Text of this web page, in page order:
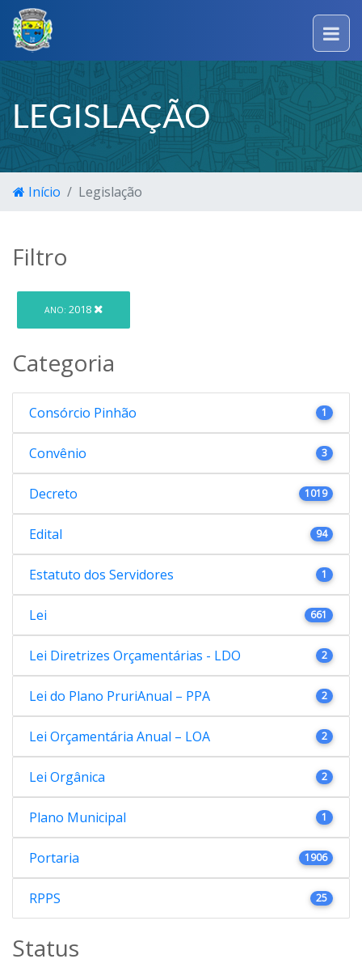
LEGISLAÇÃO
Início Legislação
Filtro
ANO: 2018
Categoria
Consórcio Pinhão 1
Convênio 3
Decreto 1019
Edital 94
Estatuto dos Servidores 1
Lei 661
Lei Diretrizes Orçamentárias - LDO 2
Lei do Plano PruriAnual – PPA 2
Lei Orçamentária Anual – LOA 2
Lei Orgânica 2
Plano Municipal 1
Portaria 1906
RPPS 25
Status